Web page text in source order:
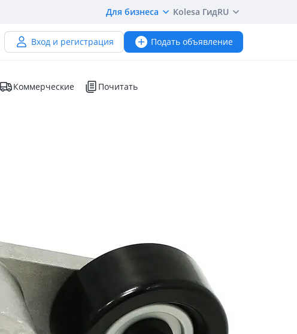
Для бизнеса Kolesa ГидRU
Вход и регистрация Подать объявление
Коммерческие Почитать